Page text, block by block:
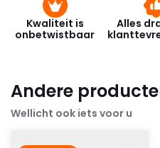
Kwaliteit is
onbetwistbaar
Alles
Andere
Wellicht ook iets voor u